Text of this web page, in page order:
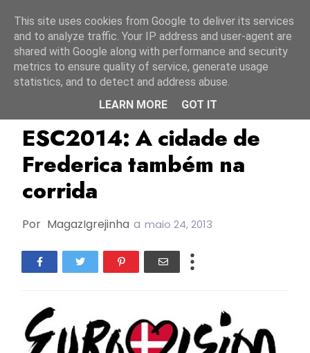
Dinamarca ESC2014
ESC2014: A cidade de
Frederica também na
corrida
Por MagazIgrejinha a maio 24, 2013
This site uses cookies from Google to deliver its services
and to analyze traffic. Your IP address and user-agent are
shared with Google along with performance and security
metrics to ensure quality of service, generate usage
statistics, and to detect and address abuse.
LEARN MORE
GOT IT